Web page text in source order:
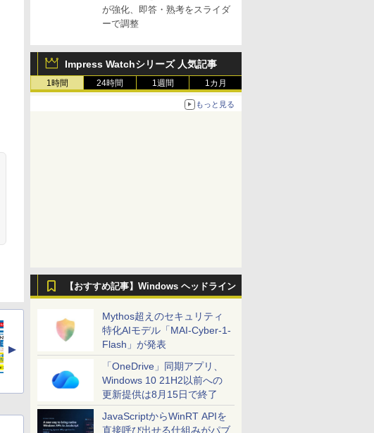
が強化、即答・熟考をスライダ
ーで調整
Impress Watchシリーズ 人気記事
1時間 24時間 1週間 1カ月
もっと見る
【おすすめ記事】Windows ヘッドライン
Mythos超えのセキュリティ
特化AIモデル「MAI-Cyber-1-
Flash」が発表
「OneDrive」同期アプリ、
Windows 10 21H2以前への
更新提供は8月15日で終了
JavaScriptからWinRT APIを
直接呼び出せる仕組みがパブ
▲